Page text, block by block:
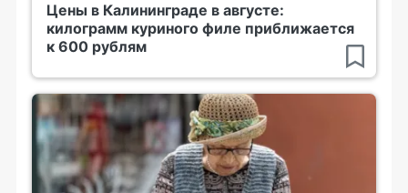
Цены в Калининграде в августе:
килограмм куриного филе приближается
к 600 рублям